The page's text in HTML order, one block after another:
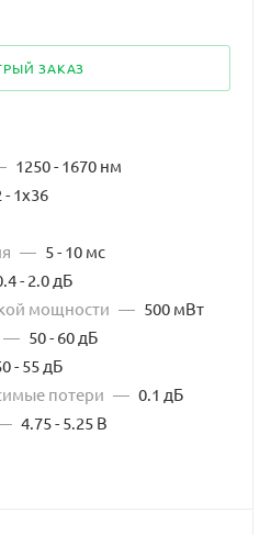
ЗАКАЗ
1250 - 1670 нм
- 1x36
— 5 - 10 мс
- 2.0 дБ
мощности — 500 мВт
— 50 - 60 дБ
- 55 дБ
потери — 0.1 дБ
4.75 - 5.25 В